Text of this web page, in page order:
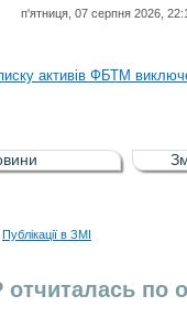
п'ятниця, 07 серпня 2026,
активів
активів ФБТМ
активів РФР
активів
Публікації в ЗМІ
по